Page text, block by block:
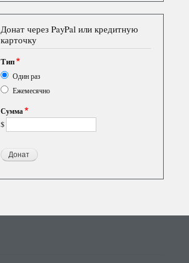
Донат через PayPal или кредитную
карточку
Тип
Один раз
Ежемесячно
Сумма
$